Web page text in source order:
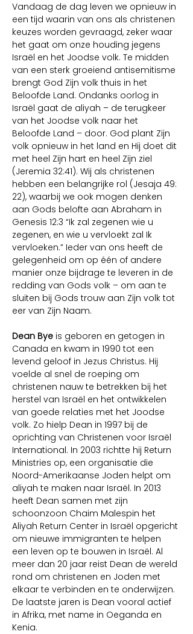
Vandaag de dag leven we opnieuw in
een tijd waarin van ons als christenen
keuzes worden gevraagd, zeker waar
het gaat om onze houding jegens
Israël en het Joodse volk. Te midden
van een sterk groeiend antisemitisme
brengt God Zijn volk thuis in het
Beloofde Land. Ondanks oorlog in
Israël gaat de aliyah – de terugkeer
van het Joodse volk naar het
Beloofde Land – door. God plant Zijn
volk opnieuw in het land en Hij doet dit
met heel Zijn hart en heel Zijn ziel
(Jeremia 32:41). Wij als christenen
hebben een belangrijke rol (Jesaja 49:
22), waarbij we ook mogen denken
aan Gods belofte aan Abraham in
Genesis 12:3 “Ik zal zegenen wie u
zegenen, en wie u vervloekt zal Ik
vervloeken.” Ieder van ons heeft de
gelegenheid om op één of andere
manier onze bijdrage te leveren in de
redding van Gods volk – om aan te
sluiten bij Gods trouw aan Zijn volk tot
eer van Zijn Naam.
Dean Bye is geboren en getogen in
Canada en kwam in 1990 tot een
levend geloof in Jezus Christus. Hij
voelde al snel de roeping om
christenen nauw te betrekken bij het
herstel van Israël en het ontwikkelen
van goede relaties met het Joodse
volk. Zo hielp Dean in 1997 bij de
oprichting van Christenen voor Israël
International. In 2003 richtte hij Return
Ministries op, een organisatie die
Noord-Amerikaanse Joden helpt om
aliyah te maken naar Israël. In 2013
heeft Dean samen met zijn
schoonzoon Chaim Malespin het
Aliyah Return Center in Israël opgericht
om nieuwe immigranten te helpen
een leven op te bouwen in Israël. Al
meer dan 20 jaar reist Dean de wereld
rond om christenen en Joden met
elkaar te verbinden en te onderwijzen.
De laatste jaren is Dean vooral actief
in Afrika, met name in Oeganda en
Kenia.